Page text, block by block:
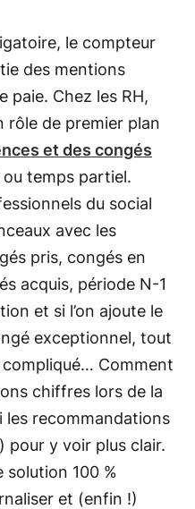
le compteur
des mentions
paie. Chez les RH,
rôle de premier plan
et des congés
ou temps partiel.
du social
avec les
pris, congés en
acquis, période N-1
et si l’on ajoute le
exceptionnel, tout
Comment
chiffres lors de la
les recommandations
pour y voir plus clair.
solution 100 %
et (enfin !)